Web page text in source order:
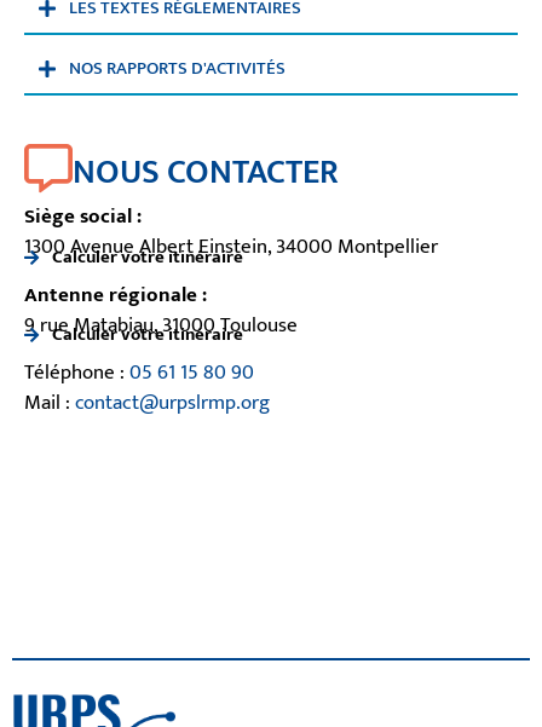
LES TEXTES RÉGLEMENTAIRES
NOS RAPPORTS D'ACTIVITÉS
NOUS CONTACTER
Siège social :
1300 Avenue Albert Einstein, 34000 Montpellier
Calculer votre itinéraire
Antenne régionale :
9 rue Matabiau, 31000 Toulouse
Calculer votre itinéraire
Téléphone :05 61 15 80 90
Mail :contact@urpslrmp.org